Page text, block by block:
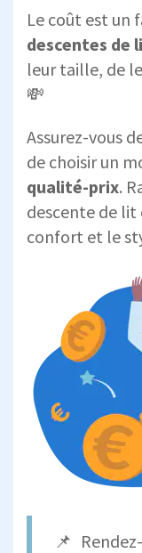
Le coût est un
descentes de
leur taille, de
💸
Assurez-vous
de choisir un
qualité-prix.
descente de lit
confort et le
📌